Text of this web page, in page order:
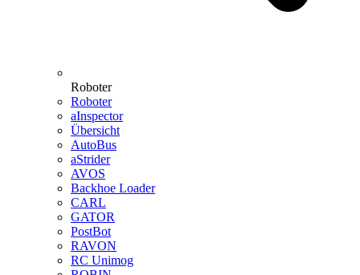
Roboter
Roboter
aInspector
Übersicht
AutoBus
aStrider
AVOS
Backhoe Loader
CARL
GATOR
PostBot
RAVON
RC Unimog